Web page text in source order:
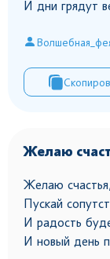
И дни грядут
Желаю
Желаю
Пускай
И радость
И новый день